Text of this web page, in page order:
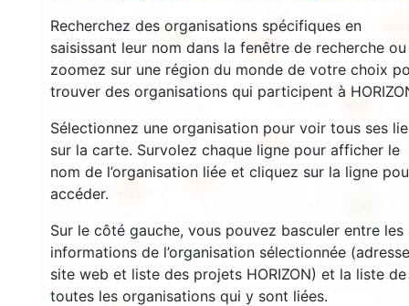
Recherchez des organisations spécifiques en
saisissant leur nom dans la fenêtre de recherche ou
zoomez sur une région du monde de votre choix
trouver des organisations qui participent à
Sélectionnez une organisation pour voir tous ses
sur la carte. Survolez chaque ligne pour afficher le
nom de l’organisation liée et cliquez sur la ligne
accéder.
Sur le côté gauche, vous pouvez basculer entre les
informations de l’organisation sélectionnée
site web et liste des projets HORIZON) et la liste de
toutes les organisations qui y sont liées.
5833
60
517
18655